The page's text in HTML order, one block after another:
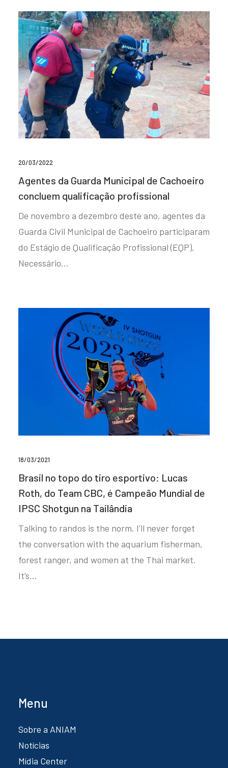
20/03/2022
Agentes da Guarda Municipal de Cachoeiro
concluem qualificação profissional
De novembro a dezembro deste ano, agentes da
Guarda Civil Municipal de Cachoeiro participaram
do Estágio de Qualificação Profissional (EQP).
Necessário…
18/03/2021
Brasil no topo do tiro esportivo: Lucas
Roth, do Team CBC, é Campeão Mundial de
IPSC Shotgun na Tailândia
Talking to randos is the norm. I’ll never forget
the conversation with the aquarium fisherman,
forest ranger, and women at the Thai market.
It’s…
Menu
Sobre a ANIAM
Notícias
Mídia Center